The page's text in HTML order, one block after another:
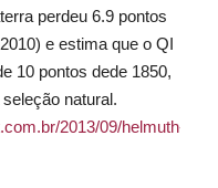
perdeu 6.9 pontos
e estima que o QI
10 pontos dede 1850,
natural.
2013/09/helmuth-